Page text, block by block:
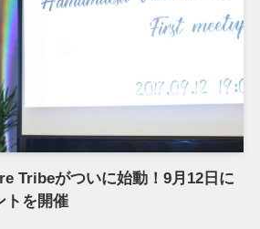
Tribeがついに始動！9月12日に
トを開催